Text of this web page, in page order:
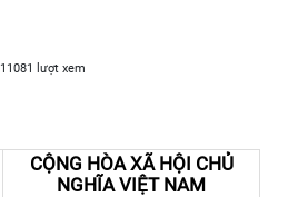
11081 lượt xem
CỘNG HÒA XÃ HỘI CHỦ
NGHĨA VIỆT NAM